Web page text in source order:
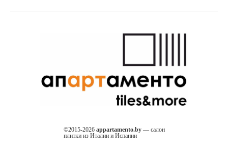
©2015-2026 appartamento.by— салон
плитки из Италии и Испании